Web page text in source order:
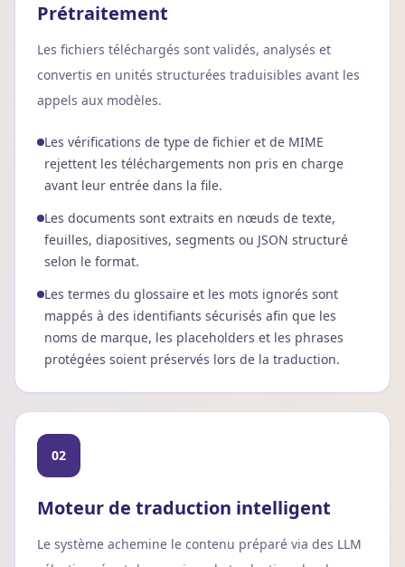
Prétraitement
Les fichiers téléchargés sont validés, analysés et
convertis en unités structurées traduisibles avant les
appels aux modèles.
Les vérifications de type de fichier et de MIME
rejettent les téléchargements non pris en charge
avant leur entrée dans la file.
Les documents sont extraits en nœuds de texte,
feuilles, diapositives, segments ou JSON structuré
selon le format.
Les termes du glossaire et les mots ignorés sont
mappés à des identifiants sécurisés afin que les
noms de marque, les placeholders et les phrases
protégées soient préservés lors de la traduction.
02
Moteur de traduction intelligent
Le système achemine le contenu préparé via des LLM